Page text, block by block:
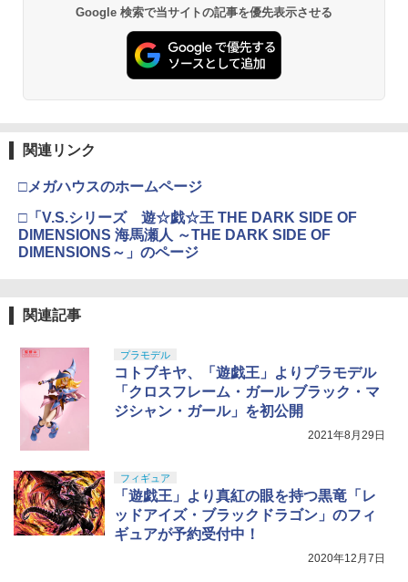
宮川ゴム ガスブロ 幅広バレル 専用 チャ
ンバーパッキン＜シリコン 硬度50＞ 2個
入り
￥1,430
4
グロック用 【あす楽】
￥1,564
￥1,470
￥810
4
2mmアルミロックナット（ブラック5
5
【全品5%ポイント】マジックフライング
ボール フライングボール 本物 空飛ぶボ
ール LEDライト付き ジャイロボール 浮
くボール ドローン
TAMASHII NATIONS S.H.フィギュアー
ツ ONE PIECE シャンクス -マリンフォ
ード頂上決戦- 約165mm PVC&ABS&布
4
TAMASHII NATIONS S.H.フィギュアー
ツ 攻殻機動隊 THE GHOST IN THE SHE
LL 草薙素子 約140mm PVC&ABS製 塗
装済み可動フィギュア
バルキリー 超時空要塞マクロス VF-1J
バルキリー45th Anniv. 約225mm ABS&
ダイキャスト製 塗装済み可動フィギュア
￥21,950
HG 機動戦士ガンダム00 グラハム専用ユ
ニオンフラッグカスタム 1/144スケール
色分け済みプラモデル
HGAW 機動新世紀ガンダムX ガンダムエ
アマスター 1/144スケール 色分け済みプ
ラモデル
￥3,100
5
分け済みプラモデル
￥4,500
東京マルイ No.10 ハイキャパ5.1 10歳以
上 電動ブローバック フルオート
￥3,815
4
￥4,486
タミヤ クラフトツールシリーズ No.123
先細薄刃ニッパー (ゲートカット用) プラ
モデル用工具 74123
￥2,600
￥499
Google 検索で当サイトの記事を優先表示させる
関連リンク
□メガハウスのホームページ
□「V.S.シリーズ 遊☆戯☆王 THE DARK SIDE OF
DIMENSIONS 海馬瀬人 ～THE DARK SIDE OF
DIMENSIONS～」のページ
関連記事
プラモデル
コトブキヤ、「遊戯王」よりプラモデル
「クロスフレーム・ガール ブラック・マ
ジシャン・ガール」を初公開
2021年8月29日
フィギュア
「遊戯王」より真紅の眼を持つ黒竜「レ
ッドアイズ・ブラックドラゴン」のフィ
ギュアが予約受付中！
2020年12月7日